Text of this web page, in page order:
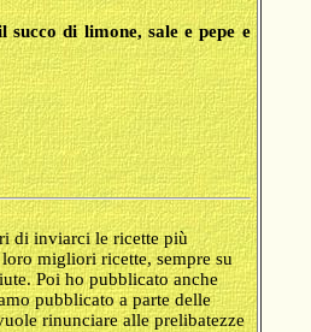
di limone, sale e pepe e
di inviarci le ricette più
migliori ricette, sempre su
Poi ho pubblicato anche
pubblicato a parte delle
rinunciare alle prelibatezze